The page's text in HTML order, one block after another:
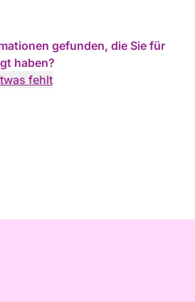
gefunden, die Sie für
haben?
fehlt